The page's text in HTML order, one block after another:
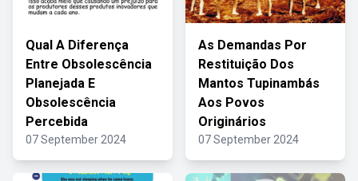
Qual A Diferença
Entre Obsolescência
Planejada E
Obsolescência
Percebida
07 September 2024
As Demandas Por
Restituição Dos
Mantos Tupinambás
Aos Povos
Originários
07 September 2024